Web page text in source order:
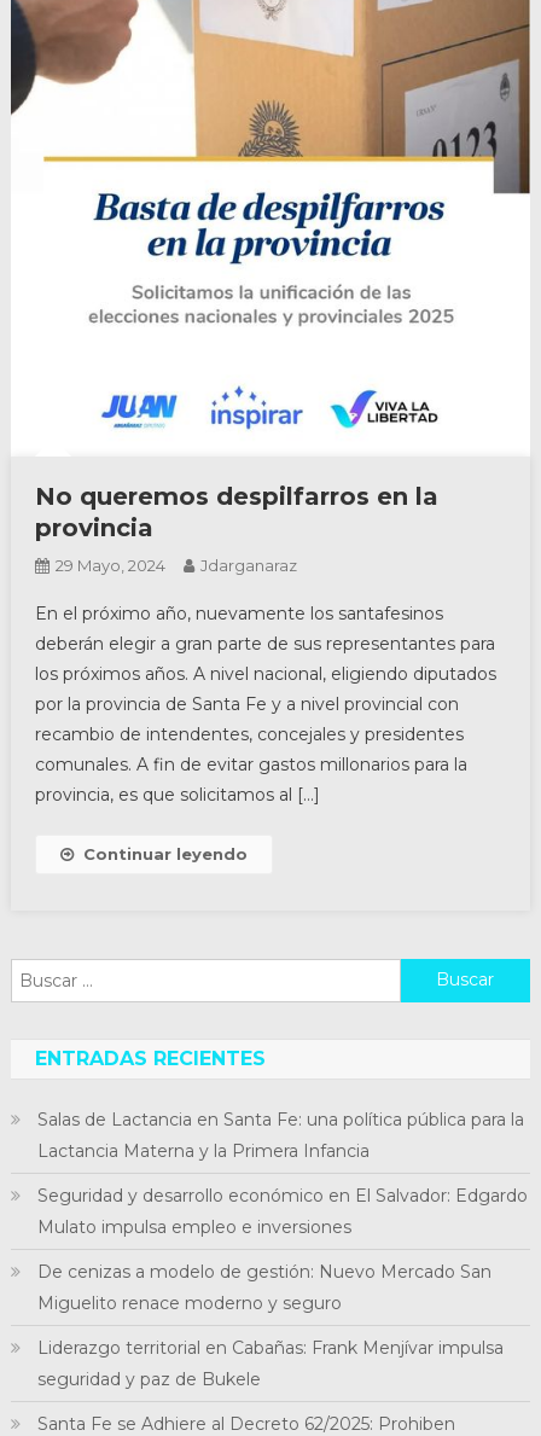
No queremos despilfarros en la
provincia
29 Mayo, 2024 Jdarganaraz
En el próximo año, nuevamente los santafesinos
deberán elegir a gran parte de sus representantes para
los próximos años. A nivel nacional, eligiendo diputados
por la provincia de Santa Fe y a nivel provincial con
recambio de intendentes, concejales y presidentes
comunales. A fin de evitar gastos millonarios para la
provincia, es que solicitamos al […]
Continuar leyendo
Buscar:
ENTRADAS RECIENTES
Salas de Lactancia en Santa Fe: una política pública para la
Lactancia Materna y la Primera Infancia
Seguridad y desarrollo económico en El Salvador: Edgardo
Mulato impulsa empleo e inversiones
De cenizas a modelo de gestión: Nuevo Mercado San
Miguelito renace moderno y seguro
Liderazgo territorial en Cabañas: Frank Menjívar impulsa
seguridad y paz de Bukele
Santa Fe se Adhiere al Decreto 62/2025: Prohiben